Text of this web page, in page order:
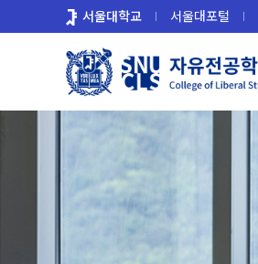
로
서울대학교 서울대포털